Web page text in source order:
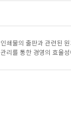
인쇄물의 출판과 관련된
관리를 통한 경영의 효율